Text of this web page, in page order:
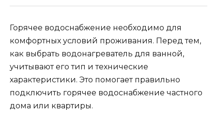
Горячее водоснабжение необходимо для
комфортных условий проживания. Перед тем,
как выбрать водонагреватель для ванной,
учитывают его тип и технические
характеристики. Это помогает правильно
подключить горячее водоснабжение частного
дома или квартиры.